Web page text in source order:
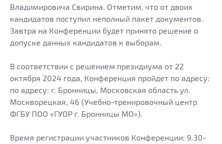
Владимировича Свирина. Отметим, что от двоих
кандидатов поступил неполный пакет документов.
Завтра на Конференции будет принято решение о
допуске данных кандидатов к выборам.
В соответствии с решением президиума от 22
октября 2024 года, Конференция пройдет по адресу:
по адресу: г. Бронницы, Московская область ул.
Москворецкая, 46 (Учебно-тренировочный центр
ФГБУ ПОО «ГУОР г. Бронницы МО»).
Время регистрации участников Конференции: 9.30-